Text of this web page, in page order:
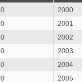
0
2000
0
2001
0
2002
0
2003
0
2004
0
2005